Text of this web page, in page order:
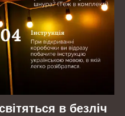
в безліч